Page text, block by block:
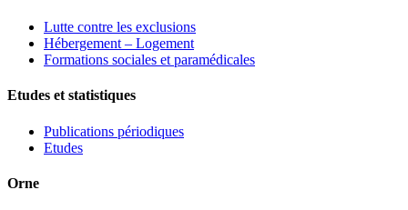
Lutte contre les exclusions
Hébergement – Logement
Formations sociales et paramédicales
Etudes et statistiques
Publications périodiques
Etudes
Orne